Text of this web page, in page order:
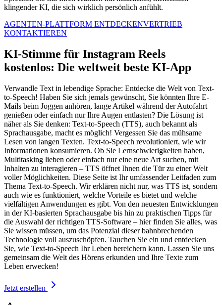
klingender KI, die sich wirklich persönlich anfühlt.
AGENTEN-PLATTFORM ENTDECKENVERTRIEB
KONTAKTIEREN
KI-Stimme für Instagram Reels
kostenlos: Die weltweit beste KI-App
Verwandle Text in lebendige Sprache: Entdecke die Welt von Text-
to-Speech! Haben Sie sich jemals gewünscht, Sie könnten Ihre E-
Mails beim Joggen anhören, lange Artikel während der Autofahrt
genießen oder einfach nur Ihre Augen entlasten? Die Lösung ist
näher als Sie denken: Text-to-Speech (TTS), auch bekannt als
Sprachausgabe, macht es möglich! Vergessen Sie das mühsame
Lesen von langen Texten. Text-to-Speech revolutioniert, wie wir
Informationen konsumieren. Ob Sie Lernschwierigkeiten haben,
Multitasking lieben oder einfach nur eine neue Art suchen, mit
Inhalten zu interagieren – TTS öffnet Ihnen die Tür zu einer Welt
voller Möglichkeiten. Diese Seite ist Ihr umfassender Leitfaden zum
Thema Text-to-Speech. Wir erklären nicht nur, was TTS ist, sondern
auch wie es funktioniert, welche Vorteile es bietet und welche
vielfältigen Anwendungen es gibt. Von den neuesten Entwicklungen
in der KI-basierten Sprachausgabe bis hin zu praktischen Tipps für
die Auswahl der richtigen TTS-Software – hier finden Sie alles, was
Sie wissen müssen, um das Potenzial dieser bahnbrechenden
Technologie voll auszuschöpfen. Tauchen Sie ein und entdecken
Sie, wie Text-to-Speech Ihr Leben bereichern kann. Lassen Sie uns
gemeinsam die Welt des Hörens erkunden und Ihre Texte zum
Leben erwecken!
Jetzt erstellen